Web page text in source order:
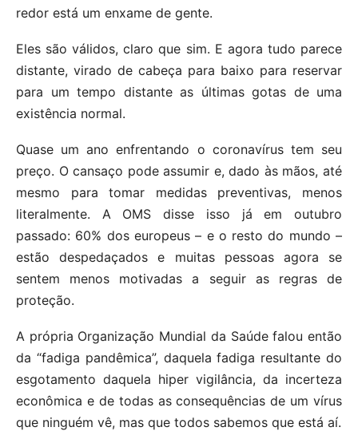
redor está um enxame de gente.
Eles são válidos, claro que sim. E agora tudo parece
distante, virado de cabeça para baixo para reservar
para um tempo distante as últimas gotas de uma
existência normal.
Quase um ano enfrentando o coronavírus tem seu
preço. O cansaço pode assumir e, dado às mãos, até
mesmo para tomar medidas preventivas, menos
literalmente. A OMS disse isso já em outubro
passado: 60% dos europeus – e o resto do mundo –
estão despedaçados e muitas pessoas agora se
sentem menos motivadas a seguir as regras de
proteção.
A própria Organização Mundial da Saúde falou então
da “fadiga pandêmica”, daquela fadiga resultante do
esgotamento daquela hiper vigilância, da incerteza
econômica e de todas as consequências de um vírus
que ninguém vê, mas que todos sabemos que está aí.